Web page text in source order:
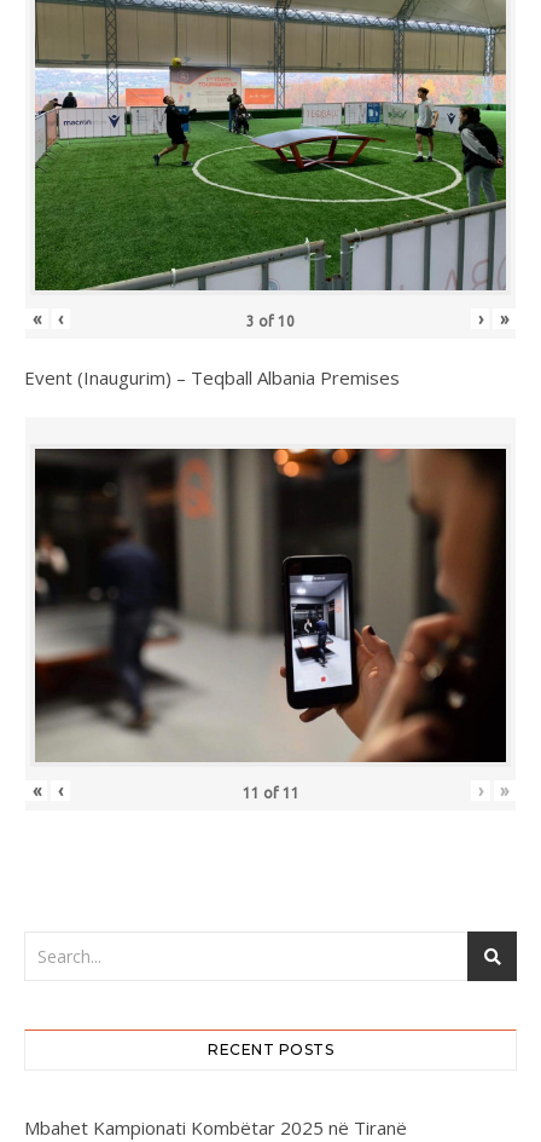
« ‹ 3 of 10 › »
Event (Inaugurim) – Teqball Albania Premises
« ‹ 11 of 11 › »
RECENT POSTS
Mbahet Kampionati Kombëtar 2025 në Tiranë